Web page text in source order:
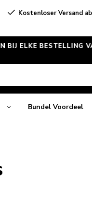
Kostenloser Versand
VANAF €55
Bundel Voordeel